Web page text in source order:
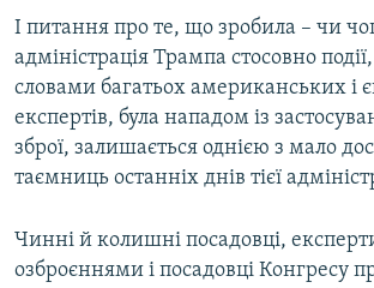
І питання про те, що зробила – чи
адміністрація Трампа стосовно
словами багатьох американських і
експертів, була нападом із
зброї, залишається однією з мало
таємниць останніх днів тієї
Чинні й колишні посадовці,
озброєннями і посадовці Конгресу